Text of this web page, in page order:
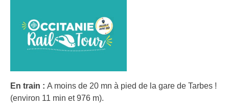
En train : A moins de 20 mn à pied de la gare de Tarbes !
(environ 11 min et 976 m).